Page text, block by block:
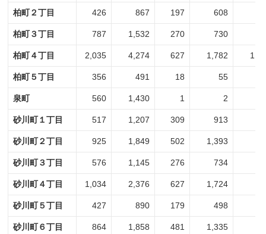
柏町２丁目 426 867 197 608
柏町３丁目 787 1,532 270 730
柏町４丁目 2,035 4,274 627 1,782
柏町５丁目 356 491 18 55
泉町 560 1,430 1 2
砂川町１丁目 517 1,207 309 913
砂川町２丁目 925 1,849 502 1,393
砂川町３丁目 576 1,145 276 734
砂川町４丁目 1,034 2,376 627 1,724
砂川町５丁目 427 890 179 498
砂川町６丁目 864 1,858 481 1,335